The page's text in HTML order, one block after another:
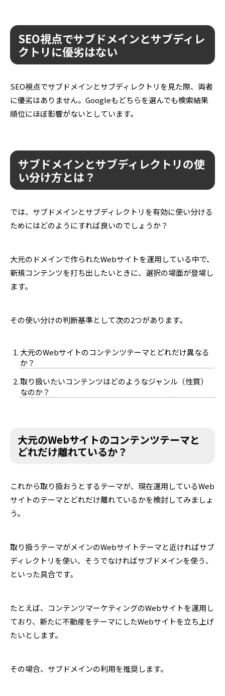
SEO視点でサブドメインとサブディレ
クトリに優劣はない
SEO視点でサブドメインとサブディレクトリを見た際、両者
に優劣はありません。Googleもどちらを選んでも検索結果
順位にほぼ影響がないとしています。
サブドメインとサブディレクトリの使
い分け方とは？
では、サブドメインとサブディレクトリを有効に使い分ける
ためにはどのようにすれば良いのでしょうか？
大元のドメインで作られたWebサイトを運用している中で、
新規コンテンツを打ち出したいときに、選択の場面が登場し
ます。
その使い分けの判断基準として次の2つがあります。
大元のWebサイトのコンテンツテーマとどれだけ異なる
か？
取り扱いたいコンテンツはどのようなジャンル（性質）
なのか？
大元のWebサイトのコンテンツテーマと
どれだけ離れているか？
これから取り扱おうとするテーマが、現在運用しているWeb
サイトのテーマとどれだけ離れているかを検討してみましょ
う。
取り扱うテーマがメインのWebサイトテーマと近ければサブ
ディレクトリを使い、そうでなければサブドメインを使う、
といった具合です。
たとえば、コンテンツマーケティングのWebサイトを運用し
ており、新たに不動産をテーマにしたWebサイトを立ち上げ
たいとします。
その場合、サブドメインの利用を推奨します。